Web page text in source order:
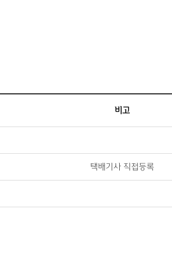
비고
택배기사 직접등록